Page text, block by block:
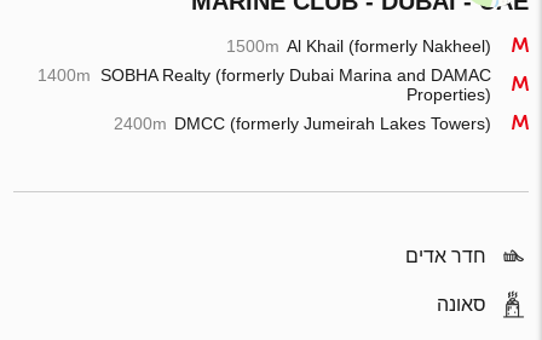
Al Khail (formerly Nakheel)
1500m
SOBHA Realty (formerly Dubai Marina and DAMAC
Properties)
1400m
DMCC (formerly Jumeirah Lakes Towers)
2400m
חדר אדים
סאונה